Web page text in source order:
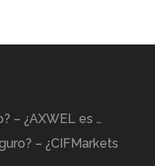
– ¿AXWEL es …
– ¿CIFMarkets